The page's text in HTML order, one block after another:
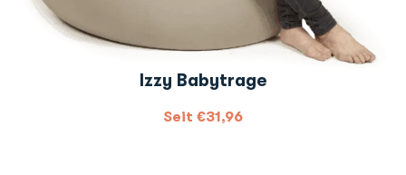
Izzy Babytrage
Seit €31,96